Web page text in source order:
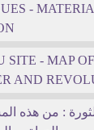
-
SITE - MAP
AND